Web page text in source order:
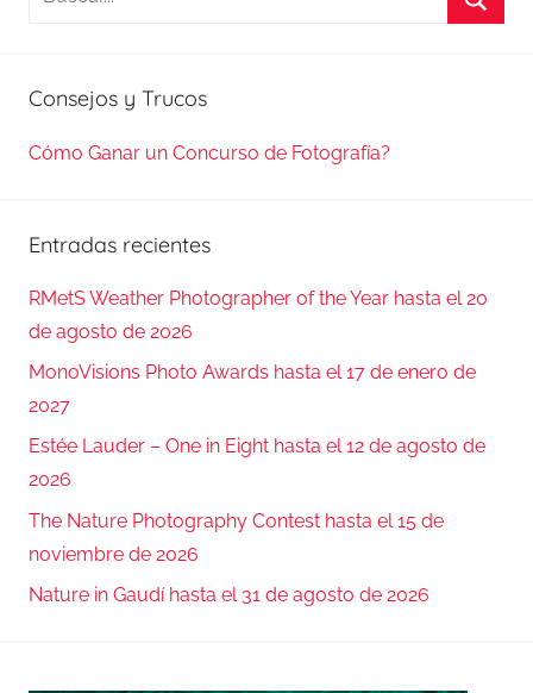
Consejos y Trucos
Cómo Ganar un Concurso de Fotografía?
Entradas recientes
RMetS Weather Photographer of the Year hasta el 20
de agosto de 2026
MonoVisions Photo Awards hasta el 17 de enero de
2027
Estée Lauder – One in Eight hasta el 12 de agosto de
2026
The Nature Photography Contest hasta el 15 de
noviembre de 2026
Nature in Gaudí hasta el 31 de agosto de 2026